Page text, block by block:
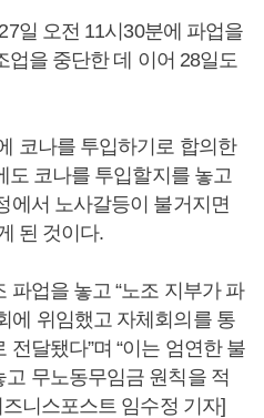
일 오전 11시30분에 파업을
업을 중단한 데 이어 28일도
코나를 투입하기로 합의한
도 코나를 투입할지를 놓고
에서 노사갈등이 불거지면
된 것이다.
파업을 놓고 “노조 지부가 파
에 위임했고 자체회의를 통
달됐다”며 “이는 엄연한 불
무노동무임금 원칙을 적
니스포스트 임수정 기자]